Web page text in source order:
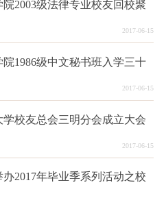
2003级法律专业校友回校聚
2017-06-15
1986级中文秘书班入学三十
2017-06-15
学校友总会三明分会成立大会
2017-06-15
2017年毕业季系列活动之校